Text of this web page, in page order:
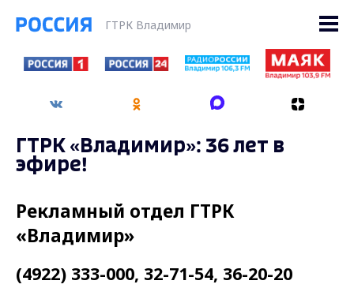
ГТРК Владимир
ГТРК «Владимир»: 36 лет в
эфире!
Рекламный отдел ГТРК
«Владимир»
(4922) 333-000, 32-71-54, 36-20-20